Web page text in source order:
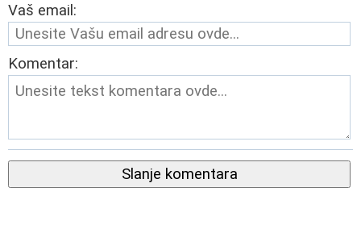
Vaš email:
Komentar:
Slanje komentara